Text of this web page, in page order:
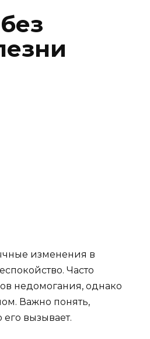
изменения в
Часто
недомогания, однако
Важно понять,
вызывает.